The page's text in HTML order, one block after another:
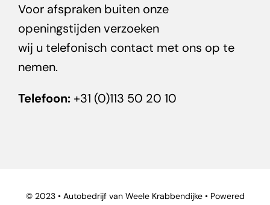
Voor afspraken buiten onze
openingstijden verzoeken
wij u telefonisch contact met ons op te
nemen.
Telefoon:+31 (0)113 50 20 10
© 2023 • Autobedrijf van Weele Krabbendijke • Powered